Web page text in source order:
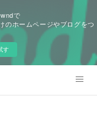
で
のホームページやブログをつ
す